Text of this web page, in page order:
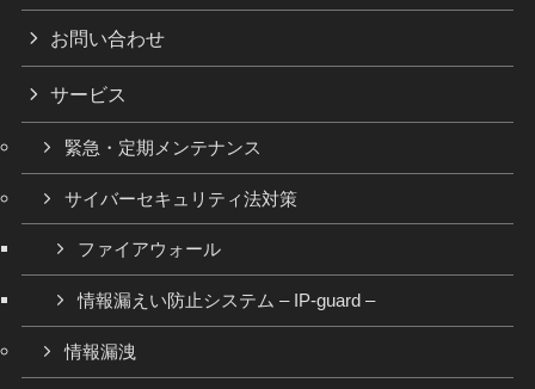
お問い合わせ
サービス
緊急・定期メンテナンス
サイバーセキュリティ法対策
ファイアウォール
情報漏えい防止システム – IP-guard –
情報漏洩